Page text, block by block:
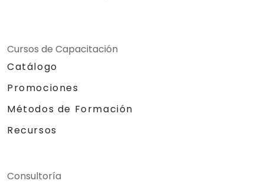
Cursos de Capacitación
Catálogo
Promociones
Métodos de Formación
Recursos
Consultoría